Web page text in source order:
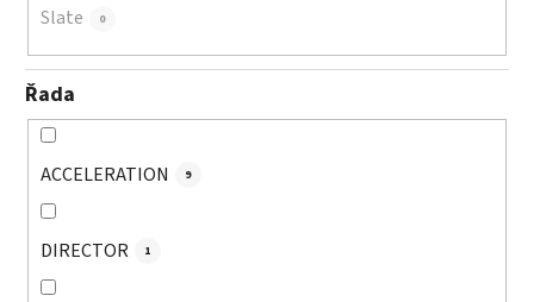
Slate 0
Řada
ACCELERATION 9
DIRECTOR 1